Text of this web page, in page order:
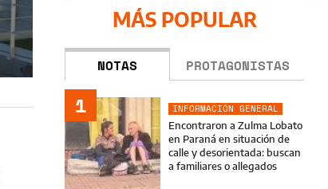
MÁS POPULAR
NOTAS PROTAGONISTAS
1
INFORMACIÓN GENERAL
Encontraron a Zulma Lobato
en Paraná en situación de
calle y desorientada: buscan
a familiares o allegados